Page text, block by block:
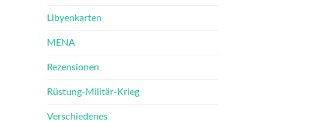
Libyenkarten
MENA
Rezensionen
Rüstung-Militär-Krieg
Verschiedenes